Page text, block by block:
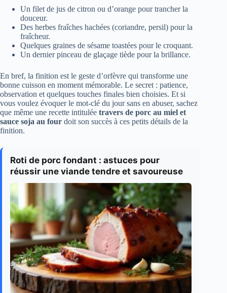
Un filet de jus de citron ou d’orange pour trancher la
douceur.
Des herbes fraîches hachées (coriandre, persil) pour la
fraîcheur.
Quelques graines de sésame toastées pour le croquant.
Un dernier pinceau de glaçage tiède pour la brillance.
En bref, la finition est le geste d’orfèvre qui transforme une
bonne cuisson en moment mémorable. Le secret : patience,
observation et quelques touches finales bien choisies. Et si
vous voulez évoquer le mot-clé du jour sans en abuser, sachez
que même une recette intitulée travers de porc au miel et
sauce soja au four doit son succès à ces petits détails de la
finition.
Roti de porc fondant : astuces pour
réussir une viande tendre et savoureuse